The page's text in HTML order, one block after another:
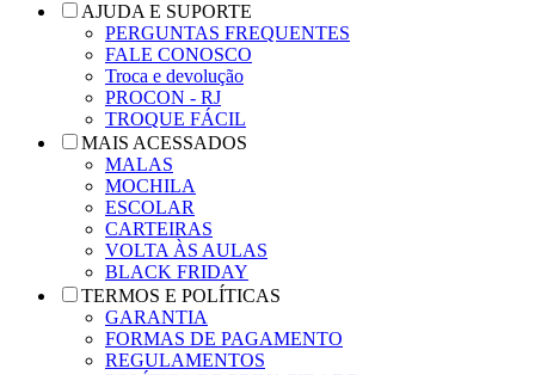
AJUDA E SUPORTE
PERGUNTAS FREQUENTES
FALE CONOSCO
Troca e devolução
PROCON - RJ
TROQUE FÁCIL
MAIS ACESSADOS
MALAS
MOCHILA
ESCOLAR
CARTEIRAS
VOLTA ÀS AULAS
BLACK FRIDAY
TERMOS E POLÍTICAS
GARANTIA
FORMAS DE PAGAMENTO
REGULAMENTOS